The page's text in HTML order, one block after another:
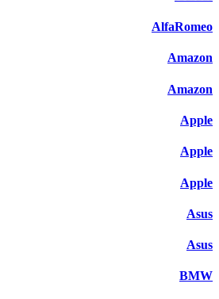
AlfaRomeo
Amazon
Amazon
Apple
Apple
Apple
Asus
Asus
BMW